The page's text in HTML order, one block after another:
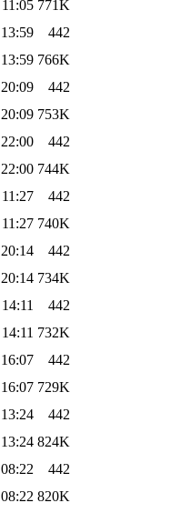
771K
442
766K
442
753K
442
744K
442
740K
442
734K
442
732K
442
729K
442
824K
442
820K